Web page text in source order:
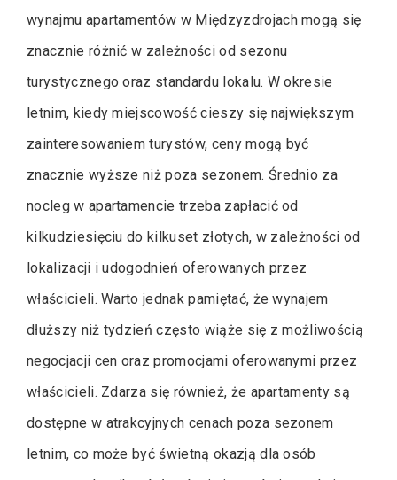
wynajmu apartamentów w Międzyzdrojach mogą się
znacznie różnić w zależności od sezonu
turystycznego oraz standardu lokalu. W okresie
letnim, kiedy miejscowość cieszy się największym
zainteresowaniem turystów, ceny mogą być
znacznie wyższe niż poza sezonem. Średnio za
nocleg w apartamencie trzeba zapłacić od
kilkudziesięciu do kilkuset złotych, w zależności od
lokalizacji i udogodnień oferowanych przez
właścicieli. Warto jednak pamiętać, że wynajem
dłuższy niż tydzień często wiąże się z możliwością
negocjacji cen oraz promocjami oferowanymi przez
właścicieli. Zdarza się również, że apartamenty są
dostępne w atrakcyjnych cenach poza sezonem
letnim, co może być świetną okazją dla osób